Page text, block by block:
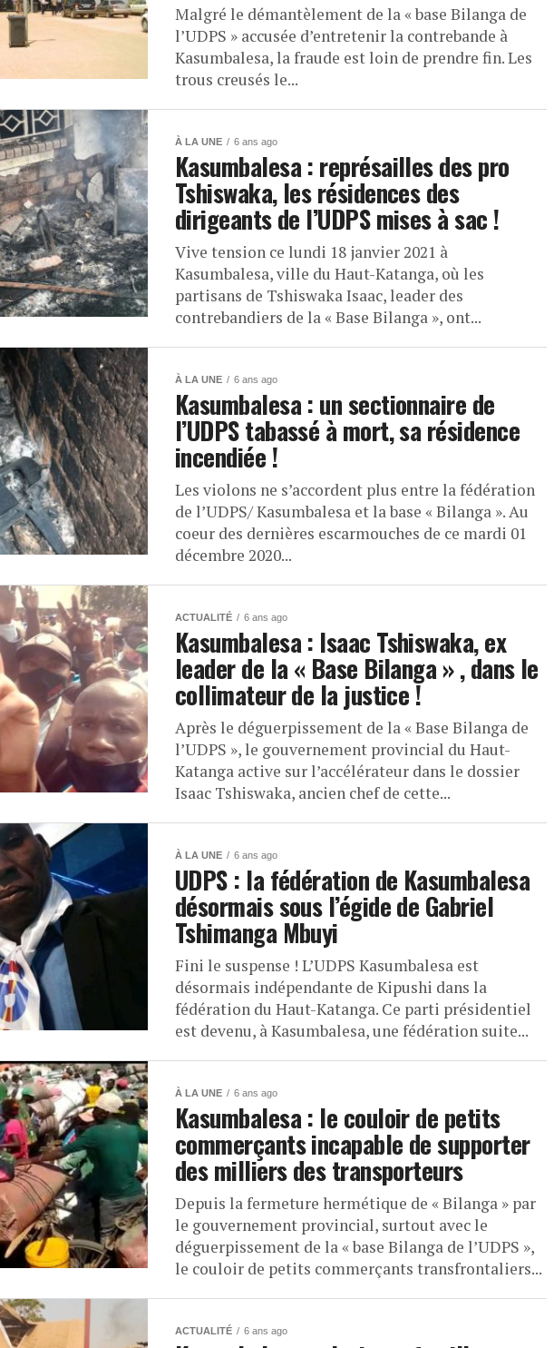
Malgré le démantèlement de la « base Bilanga de
l’UDPS » accusée d’entretenir la contrebande à
Kasumbalesa, la fraude est loin de prendre fin. Les
trous creusés le...
À LA UNE 6 ans ago
Kasumbalesa : représailles des pro
Tshiswaka, les résidences des
dirigeants de l’UDPS mises à sac !
Vive tension ce lundi 18 janvier 2021 à
Kasumbalesa, ville du Haut-Katanga, où les
partisans de Tshiswaka Isaac, leader des
contrebandiers de la « Base Bilanga », ont...
À LA UNE 6 ans ago
Kasumbalesa : un sectionnaire de
l’UDPS tabassé à mort, sa résidence
incendiée !
Les violons ne s’accordent plus entre la fédération
de l’UDPS/ Kasumbalesa et la base « Bilanga ». Au
coeur des dernières escarmouches de ce mardi 01
décembre 2020...
ACTUALITÉ 6 ans ago
Kasumbalesa : Isaac Tshiswaka, ex
leader de la « Base Bilanga » , dans le
collimateur de la justice !
Après le déguerpissement de la « Base Bilanga de
l’UDPS », le gouvernement provincial du Haut-
Katanga active sur l’accélérateur dans le dossier
Isaac Tshiswaka, ancien chef de cette...
À LA UNE 6 ans ago
UDPS : la fédération de Kasumbalesa
désormais sous l’égide de Gabriel
Tshimanga Mbuyi
Fini le suspense ! L’UDPS Kasumbalesa est
désormais indépendante de Kipushi dans la
fédération du Haut-Katanga. Ce parti présidentiel
est devenu, à Kasumbalesa, une fédération suite...
À LA UNE 6 ans ago
Kasumbalesa : le couloir de petits
commerçants incapable de supporter
des milliers des transporteurs
Depuis la fermeture hermétique de « Bilanga » par
le gouvernement provincial, surtout avec le
déguerpissement de la « base Bilanga de l’UDPS »,
le couloir de petits commerçants transfrontaliers...
ACTUALITÉ 6 ans ago